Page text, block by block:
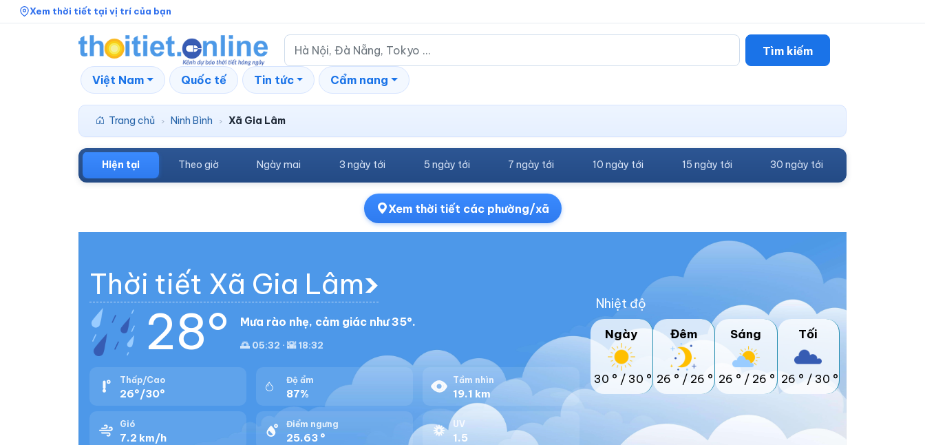
Xem thời tiết tại vị trí của bạn
Tìm kiếm
Việt Nam Quốc tế Tin tức Cẩm nang
Trang chủ › Ninh Bình › Xã Gia Lâm
Hiện tại Theo giờ Ngày mai 3 ngày tới 5 ngày tới 7 ngày tới 10 ngày tới 15 ngày tới 30 ngày tới
Xem thời tiết các phường/xã
Thời tiết Xã Gia Lâm
28° Mưa rào nhẹ, cảm giác như 35°.
🌅 05:32 · 🌇 18:32
Thấp/Cao
26°/30°
Độ ẩm
87%
Tầm nhìn
19.1 km
Gió
7.2 km/h
Điểm ngưng
25.63 °
UV
1.5
Nhiệt độ
Ngày
30 ° / 30 °
Đêm
26 ° / 26 °
Sáng
26 ° / 26 °
Tối
26 ° / 30 °